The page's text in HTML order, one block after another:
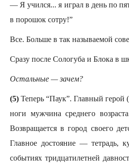
— Я учился... я играл в день по
в порошок сотру!”
Все. Больше в так называемой
Сразу после Сологуба и Блока в
Остальные — зачем?
(5) Теперь “Паук”. Главный
ноги мужчина среднего
Возвращается в город своего
Главное достояние — тетрадь,
событиях тридцатилетней